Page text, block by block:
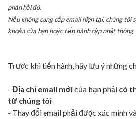
phản hồi đó.
Nếu không cung cấp email hiện tại, chúng tôi
khoản của bạn hoặc tiến hành cập nhật thông
Trước khi tiến hành, hãy lưu ý những
- Địa chỉ email mớicủa bạn phải có
từ chúng tôi
- Thay đổi email phải được xác minh